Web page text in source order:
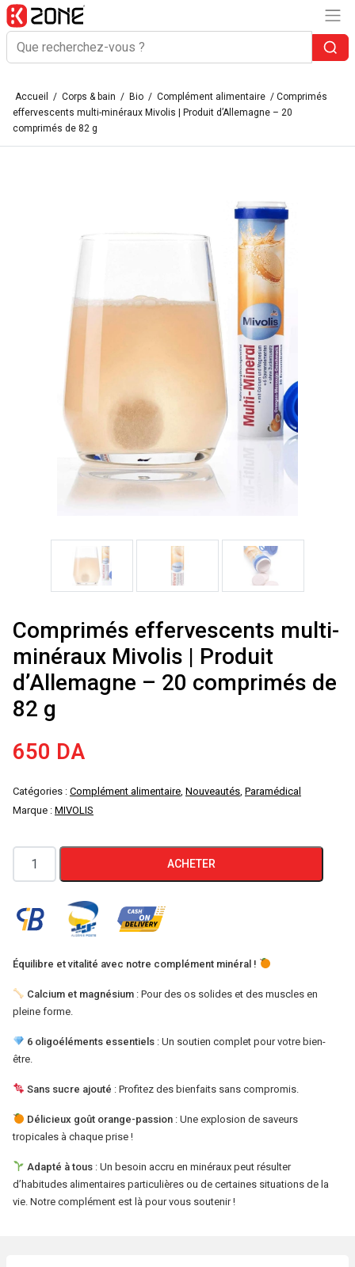
Accueil / Corps & bain / Bio / Complément alimentaire / Comprimés
effervescents multi-minéraux Mivolis | Produit d’Allemagne – 20
comprimés de 82 g
Comprimés effervescents multi-
minéraux Mivolis | Produit
d’Allemagne – 20 comprimés de
82 g
650 DA
Catégories : Complément alimentaire, Nouveautés, Paramédical
Marque : MIVOLIS
quantité
de
Comprimés
effervescents
minéraux
Mivolis
|
d'Allemagne
20
comprimés
de
g
ACHETER
Équilibre et vitalité avec notre complément minéral !
Calcium et magnésium: Pour des os solides et des muscles en
pleine forme.
6 oligoéléments essentiels: Un soutien complet pour votre bien-
être.
Sans sucre ajouté : Profitez des bienfaits sans compromis.
Délicieux goût orange-passion: Une explosion de saveurs
tropicales à chaque prise !
Adapté à tous: Un besoin accru en minéraux peut résulter
d’habitudes alimentaires particulières ou de certaines situations de la
vie. Notre complément est là pour vous soutenir !